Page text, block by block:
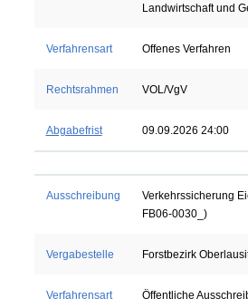
Landwirtschaft und
Verfahrensart Offenes Verfahren
Rechtsrahmen VOL/VgV
Abgabefrist 09.09.2026 24:00
Ausschreibung
Verkehrssicherung
FB06-0030_)
Vergabestelle Forstbezirk
Verfahrensart Öffentliche